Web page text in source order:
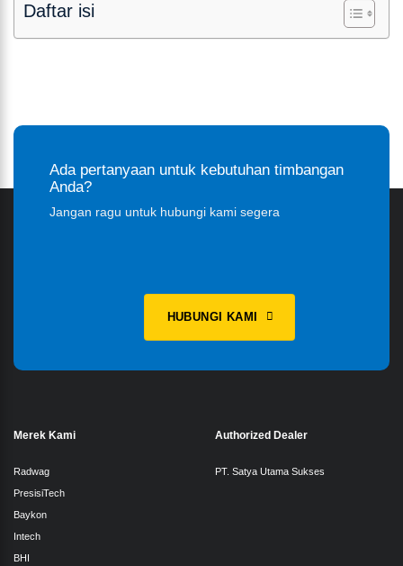
Daftar isi
Ada pertanyaan untuk kebutuhan timbangan
Anda?
Jangan ragu untuk hubungi kami segera
HUBUNGI KAMI
Merek Kami
Radwag
PresisiTech
Baykon
Intech
BHI
Authorized Dealer
PT. Satya Utama Sukses